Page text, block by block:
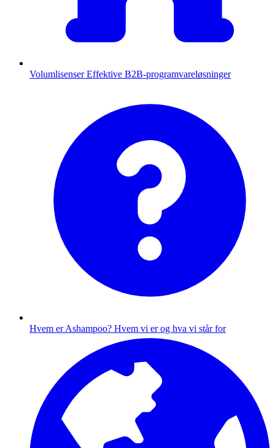
Volumlisenser Effektive B2B-programvareløsninger
Hvem er Ashampoo? Hvem vi er og hva vi står for